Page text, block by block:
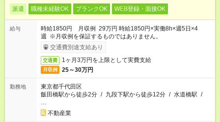
派遣 職種未経験OK ブランクOK WEB登録・面接OK
給与
時給1850円 月収例 29万円 時給1850円×実働8h×週5日×4
週 ※月収例を保証するものではありません。
交通費別途支給あり
交通費 1ヶ月3万円を上限として実費支給
月収例 25～30万円
勤務地
東京都千代田区
飯田橋駅から徒歩2分 / 九段下駅から徒歩12分 / 水道橋駅 /
…
不動産業